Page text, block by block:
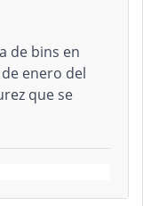
de bins en
enero del
que se